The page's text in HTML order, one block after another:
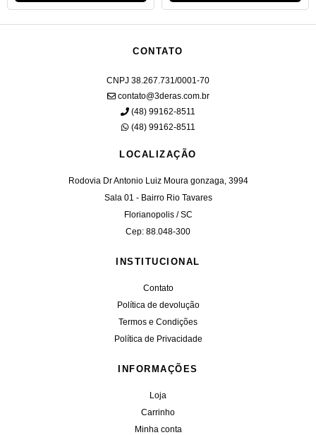
CONTATO
CNPJ 38.267.731/0001-70
contato@3deras.com.br
(48) 99162-8511
(48) 99162-8511
LOCALIZAÇÃO
Rodovia Dr Antonio Luiz Moura gonzaga, 3994
Sala 01 - Bairro Rio Tavares
Florianopolis / SC
Cep: 88.048-300
INSTITUCIONAL
Contato
Política de devolução
Termos e Condições
Política de Privacidade
INFORMAÇÕES
Loja
Carrinho
Minha conta